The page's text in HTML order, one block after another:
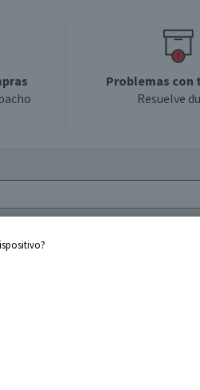
Problemas con
Resuelve
de tratamiento de datos